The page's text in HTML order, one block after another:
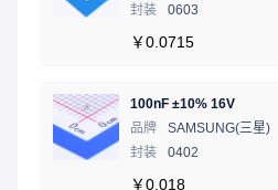
封装
0603
￥0.0715
100nF ±10% 16V
品牌
SAMSUNG(三星)
封装
0402
￥0.018